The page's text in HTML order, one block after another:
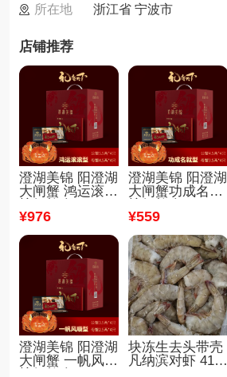
所在地
浙江省 宁波市
店铺推荐
澄湖美锦 阳澄湖
大闸蟹 鸿运滚滚
¥976
澄湖美锦 阳澄湖
大闸蟹功成名就
¥559
澄湖美锦 阳澄湖
大闸蟹 一帆风顺
块冻生去头带壳
凡纳滨对虾 41/5